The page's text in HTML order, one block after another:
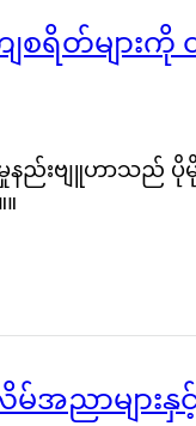
စရိတ်များကို
မှုနည်းဗျူဟာသည်
အညာများနှ